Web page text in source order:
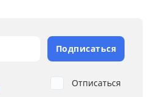
Подписаться
Отписаться